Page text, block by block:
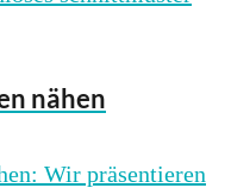
nähen
Wir präsentieren